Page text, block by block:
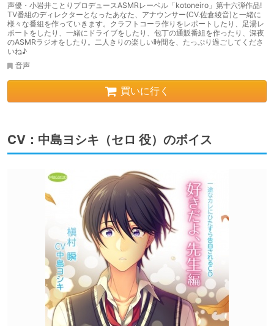
声優・小岩井ことりプロデュースASMRレーベル「kotoneiro」第十六弾作品!
TV番組のディレクターとなったあなた、アナウンサー(CV.佐倉綾音)と一緒に
様々な番組を作っていきます。クラフトコーラ作りをレポートしたり、足湯レ
ポートをしたり、一緒にドライブをしたり、包丁の通販番組を作ったり、深夜
のASMRラジオをしたり。二人きりの楽しい時間を、たっぷり過ごしてくださ
いね♪
音声
買いに行く
CV：中島ヨシキ（セロ 役）のボイス